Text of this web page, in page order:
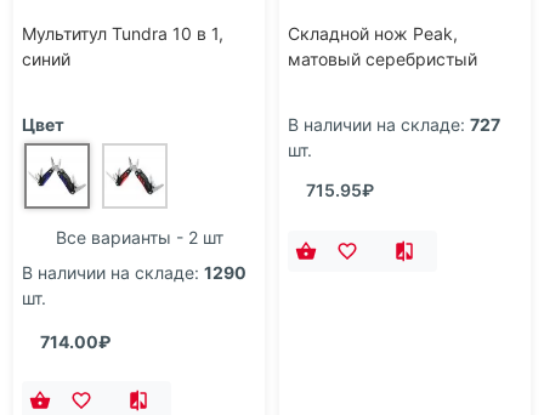
Мультитул Tundra 10 в 1,
синий
Цвет
Все варианты - 2 шт
В наличии на складе: 1290
шт.
714.00₽
Складной нож Peak,
матовый серебристый
В наличии на складе: 727
шт.
715.95₽